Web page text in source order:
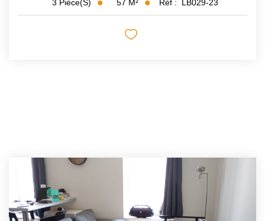
3 Pièce(s) 57 M² Réf : LB029-23